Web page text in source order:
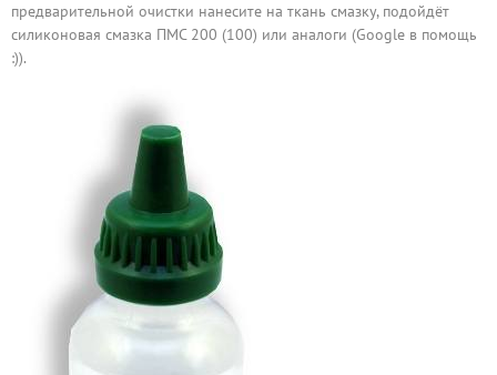
предварительной очистки нанесите на ткань смазку, подойдёт
силиконовая смазка ПМС 200 (100) или аналоги (Google в помощь
:)).